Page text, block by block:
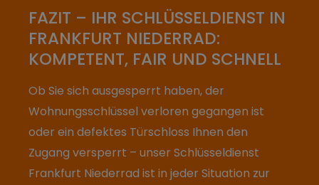
FAZIT – IHR SCHLÜSSELDIENST IN
FRANKFURT NIEDERRAD:
KOMPETENT, FAIR UND SCHNELL
Ob Sie sich ausgesperrt haben, der
Wohnungsschlüssel verloren gegangen ist
oder ein defektes Türschloss Ihnen den
Zugang versperrt – unser Schlüsseldienst
Frankfurt Niederrad ist in jeder Situation zur